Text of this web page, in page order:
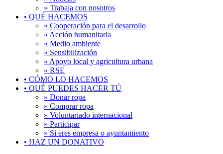
» Trabaja con nosotros
• QUÉ HACEMOS
» Cooperación para el desarrollo
» Acción humanitaria
» Medio ambiente
» Sensibilización
» Apoyo local y agricultura urbana
» RSE
• CÓMO LO HACEMOS
• QUÉ PUEDES HACER TÚ
» Donar ropa
» Comprar ropa
» Voluntariado internacional
» Participar
» Si eres empresa o ayuntamiento
• HAZ UN DONATIVO